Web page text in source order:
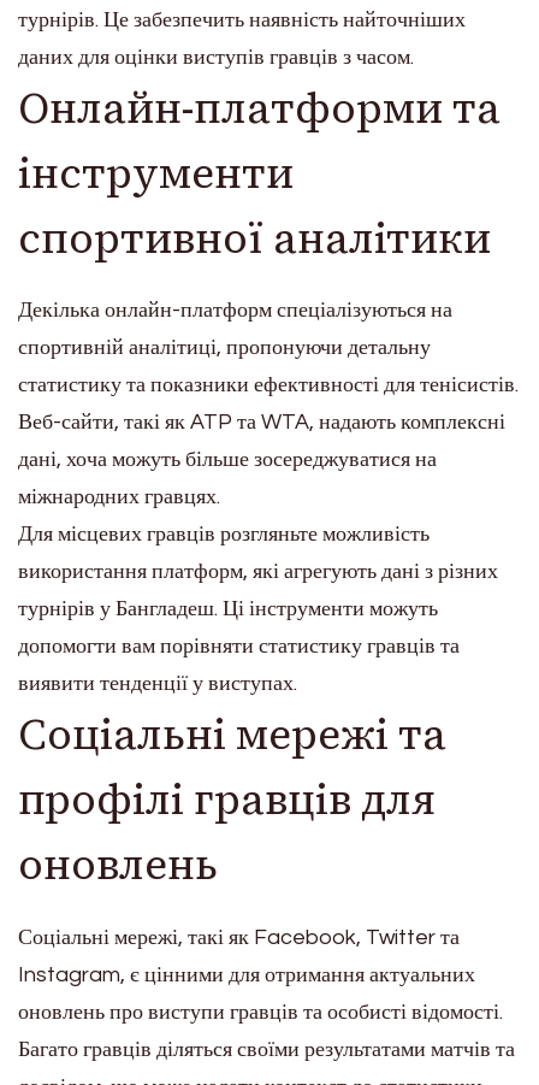
турнірів. Це забезпечить наявність найточніших
даних для оцінки виступів гравців з часом.
Онлайн-платформи та
інструменти
спортивної аналітики
Декілька онлайн-платформ спеціалізуються на
спортивній аналітиці, пропонуючи детальну
статистику та показники ефективності для тенісистів.
Веб-сайти, такі як ATP та WTA, надають комплексні
дані, хоча можуть більше зосереджуватися на
міжнародних гравцях.
Для місцевих гравців розгляньте можливість
використання платформ, які агрегують дані з різних
турнірів у Бангладеш. Ці інструменти можуть
допомогти вам порівняти статистику гравців та
виявити тенденції у виступах.
Соціальні мережі та
профілі гравців для
оновлень
Соціальні мережі, такі як Facebook, Twitter та
Instagram, є цінними для отримання актуальних
оновлень про виступи гравців та особисті відомості.
Багато гравців діляться своїми результатами матчів та